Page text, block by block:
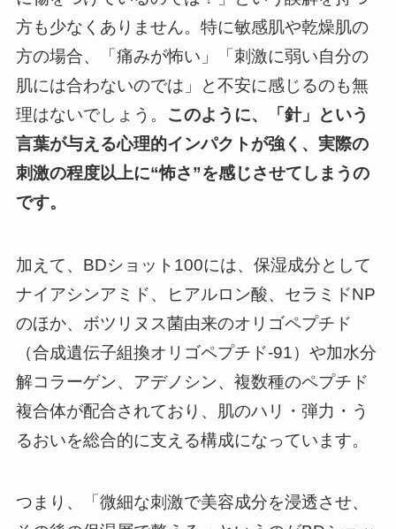
方も少なくありません。特に敏感肌や乾燥肌の
方の場合、「痛みが怖い」「刺激に弱い自分の
肌には合わないのでは」と不安に感じるのも無
理はないでしょう。 このように、「針」という
言葉が与える心理的インパクトが強く、実際の
刺激の程度以上に“怖さ”を感じさせてしまうの
です。
加えて、BDショット100には、保湿成分として
ナイアシンアミド、ヒアルロン酸、セラミドNP
のほか、ボツリヌス菌由来のオリゴペプチド
（合成遺伝子組換オリゴペプチド-91）や加水分
解コラーゲン、アデノシン、複数種のペプチド
複合体が配合されており、肌のハリ・弾力・う
るおいを総合的に支える構成になっています。
つまり、「微細な刺激で美容成分を浸透させ、